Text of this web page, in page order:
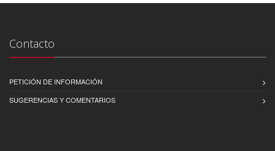
Contacto
PETICIÓN DE INFORMACIÓN
SUGERENCIAS Y COMENTARIOS